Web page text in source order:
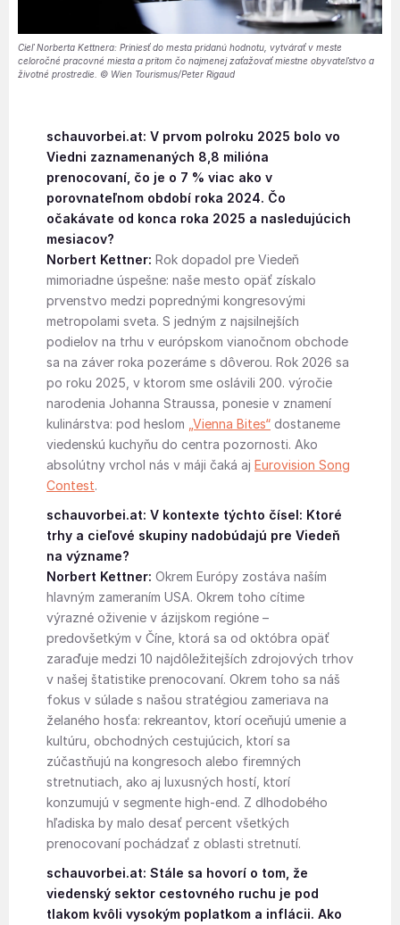
Cieľ Norberta Kettnera: Priniesť do mesta pridanú hodnotu, vytvárať v meste
celoročné pracovné miesta a pritom čo najmenej zaťažovať miestne obyvateľstvo a
životné prostredie. © Wien Tourismus/Peter Rigaud
schauvorbei.at: V prvom polroku 2025 bolo vo
Viedni zaznamenaných 8,8 milióna
prenocovaní, čo je o 7 % viac ako v
porovnateľnom období roka 2024. Čo
očakávate od konca roka 2025 a nasledujúcich
mesiacov?
Norbert Kettner: Rok dopadol pre Viedeň
mimoriadne úspešne: naše mesto opäť získalo
prvenstvo medzi poprednými kongresovými
metropolami sveta. S jedným z najsilnejších
podielov na trhu v európskom vianočnom obchode
sa na záver roka pozeráme s dôverou. Rok 2026 sa
po roku 2025, v ktorom sme oslávili 200. výročie
narodenia Johanna Straussa, ponesie v znamení
kulinárstva: pod heslom „Vienna Bites“ dostaneme
viedenskú kuchyňu do centra pozornosti. Ako
absolútny vrchol nás v máji čaká aj Eurovision Song
Contest.
schauvorbei.at: V kontexte týchto čísel: Ktoré
trhy a cieľové skupiny nadobúdajú pre Viedeň
na význame?
Norbert Kettner: Okrem Európy zostáva naším
hlavným zameraním USA. Okrem toho cítime
výrazné oživenie v ázijskom regióne –
predovšetkým v Číne, ktorá sa od októbra opäť
zaraďuje medzi 10 najdôležitejších zdrojových trhov
v našej štatistike prenocovaní. Okrem toho sa náš
fokus v súlade s našou stratégiou zameriava na
želaného hosťa: rekreantov, ktorí oceňujú umenie a
kultúru, obchodných cestujúcich, ktorí sa
zúčastňujú na kongresoch alebo firemných
stretnutiach, ako aj luxusných hostí, ktorí
konzumujú v segmente high-end. Z dlhodobého
hľadiska by malo desať percent všetkých
prenocovaní pochádzať z oblasti stretnutí.
schauvorbei.at: Stále sa hovorí o tom, že
viedenský sektor cestovného ruchu je pod
tlakom kvôli vysokým poplatkom a inflácii. Ako